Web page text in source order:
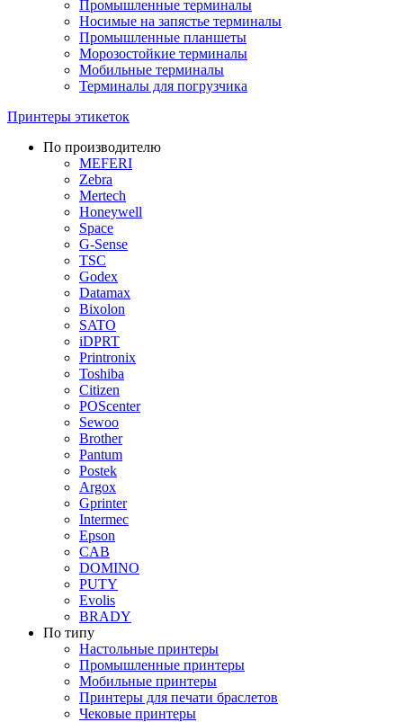
Промышленные терминалы
Носимые на запястье терминалы
Промышленные планшеты
Морозостойкие терминалы
Мобильные терминалы
Терминалы для погрузчика
Принтеры этикеток
По производителю
MEFERI
Zebra
Mertech
Honeywell
Space
G-Sense
TSC
Godex
Datamax
Bixolon
SATO
iDPRT
Printronix
Toshiba
Citizen
POScenter
Sewoo
Brother
Pantum
Postek
Argox
Gprinter
Intermec
Epson
CAB
DOMINO
PUTY
Evolis
BRADY
По типу
Настольные принтеры
Промышленные принтеры
Мобильные принтеры
Принтеры для печати браслетов
Чековые принтеры